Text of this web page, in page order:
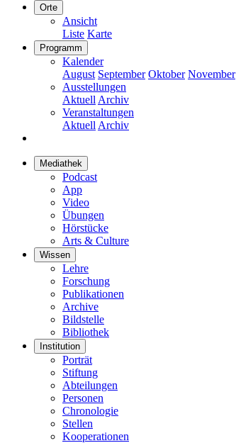
Orte
Ansicht
Liste Karte
Programm
Kalender
August September Oktober November
Ausstellungen
Aktuell Archiv
Veranstaltungen
Aktuell Archiv
Mediathek
Podcast
App
Video
Übungen
Hörstücke
Arts & Culture
Wissen
Lehre
Forschung
Publikationen
Archive
Bildstelle
Bibliothek
Institution
Porträt
Stiftung
Abteilungen
Personen
Chronologie
Stellen
Kooperationen